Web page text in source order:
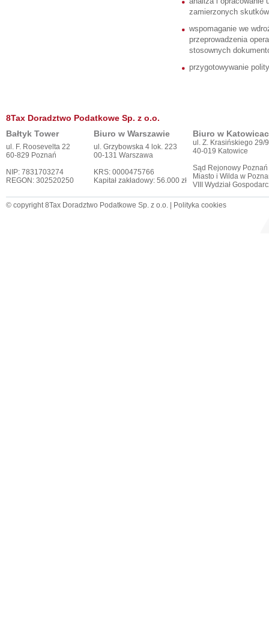
zamierzonych
wspomaganie we
przeprowadzenia
stosownych
przygotowywanie
8Tax Doradztwo Podatkowe Sp. z o.o.
Bałtyk Tower
Biuro w Warszawie Biuro w
ul. F. Roosevelta 22
60-829 Poznań
NIP: 7831703274
REGON: 302520250
ul. Grzybowska 4 lok. 223
00-131 Warszawa
KRS: 0000475766
Kapitał zakładowy: 56.000 zł
ul. Z. Krasińskiego 29/9
40-019 Katowice
Sąd Rejonowy
Miasto i Wilda w
VIII Wydział
© copyright 8Tax Doradztwo Podatkowe Sp. z o.o. | Polityka cookies